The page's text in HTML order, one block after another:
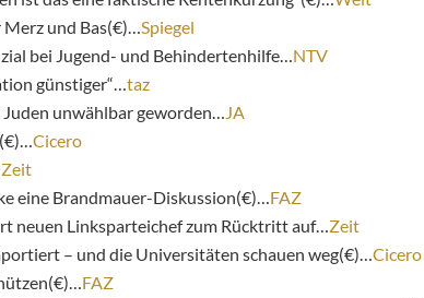
und Bas(€)… Spiegel
bei Jugend- und Behindertenhilfe… NTV
günstiger“… taz
unwählbar geworden…
JA
Cicero
Zeit
eine Brandmauer-Diskussion(€)… FAZ
neuen Linksparteichef zum Rücktritt auf… Zeit
– und die Universitäten schauen weg(€)… Cicero
FAZ